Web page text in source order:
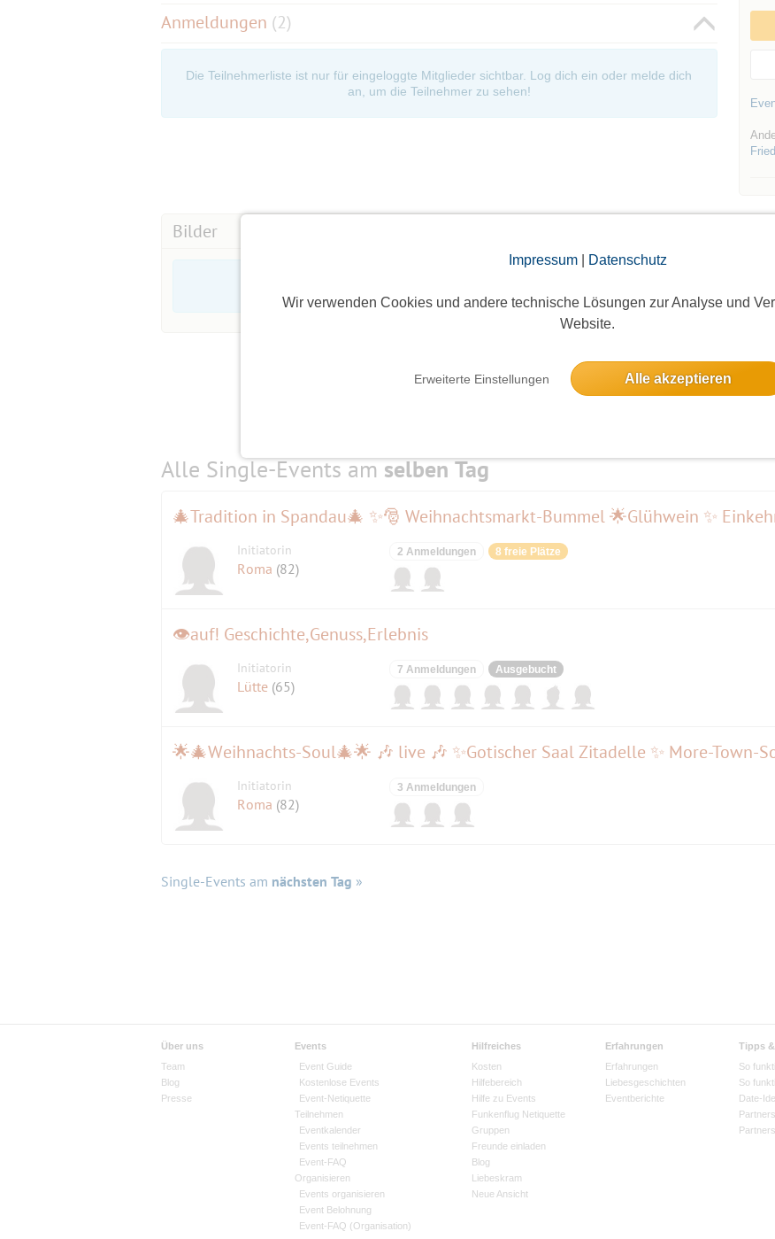
Impressum| Datenschutz
Wir verwenden Cookies und andere technische Lösungen zur Analyse und
Website.
Erweiterte Einstellungen Alle akzeptieren
Anmeldungen (2)
Die Teilnehmerliste ist nur für eingeloggte Mitglieder sichtbar. Log dich ein oder melde dich
an, um die Teilnehmer zu sehen!
Bilder
Alle Single-Events amselben Tag
🎄Tradition in Spandau🎄 ✨🎅 Weihnachtsmarkt-Bummel 🌟Glühwein ✨
Initiatorin
Roma (82)
2 Anmeldungen 8 freie Plätze
👁auf! Geschichte,Genuss,Erlebnis
Initiatorin
Lütte (65)
7 Anmeldungen Ausgebucht
Initiatorin
Roma (82)
3 Anmeldungen
Single-Events am nächsten Tag »
Über uns
Team
Blog
Presse
Events
Event Guide
Kostenlose Events
Event-Netiquette
Teilnehmen
Eventkalender
Events teilnehmen
Event-FAQ
Organisieren
Events organisieren
Event Belohnung
Event-FAQ (Organisation)
Hilfreiches
Kosten
Hilfebereich
Hilfe zu Events
Funkenflug Netiquette
Gruppen
Freunde einladen
Blog
Liebeskram
Neue Ansicht
Erfahrungen
Erfahrungen
Liebesgeschichten
Eventberichte
Tipps
So
So
Date-